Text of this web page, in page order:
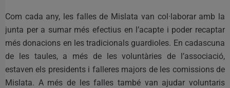
Com cada any, les falles de Mislata van col·laborar amb la
junta per a sumar més efectius en l’acapte i poder recaptar
més donacions en les tradicionals guardioles. En cadascuna
de les taules, a més de les voluntàries de l’associació,
estaven els presidents i falleres majors de les comissions de
Mislata. A més de les falles també van ajudar voluntaris